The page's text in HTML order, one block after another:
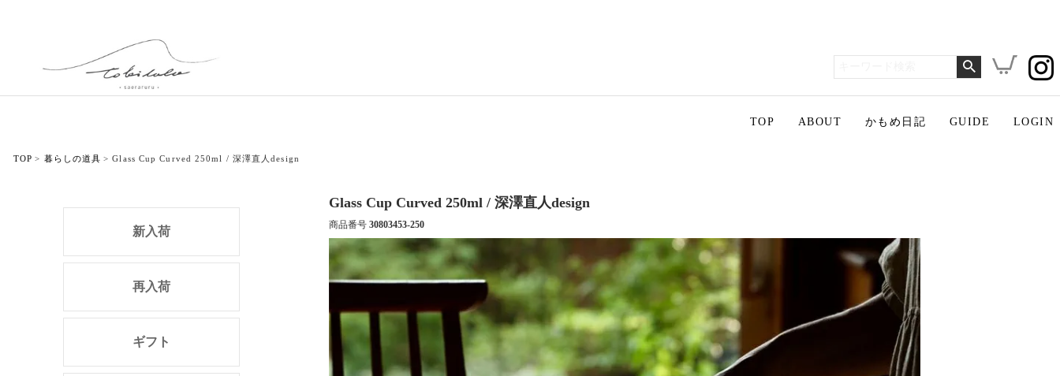
TOP ABOUT かもめ日記 GUIDE LOGIN
TOP 暮らしの道具 Glass Cup Curved 250ml / 深澤直人design
新入荷
再入荷
ギフト
Glass Cup Curved 250ml / 深澤直人design
商品番号 30803453-250